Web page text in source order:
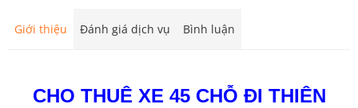
Giới thiệu Đánh giá dịch vụ Bình luận
CHO THUÊ XE 45 CHỖ ĐI THIÊN